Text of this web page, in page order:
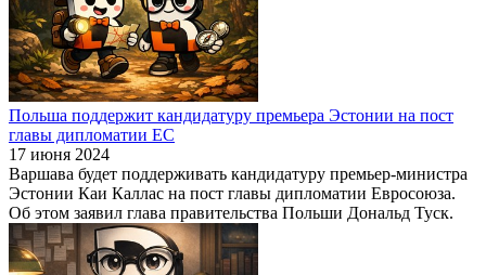
Польша поддержит кандидатуру премьера Эстонии на пост
главы дипломатии ЕС
17 июня 2024
Варшава будет поддерживать кандидатуру премьер-министра
Эстонии Каи Каллас на пост главы дипломатии Евросоюза.
Об этом заявил глава правительства Польши Дональд Туск.